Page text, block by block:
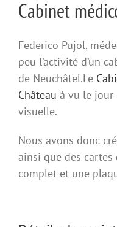
Cabinet
Federico Pujol,
peu l’activité d’un
de Neuchâtel.Le
Château à vu le
visuelle.
Nous avons donc
ainsi que des
complet et une